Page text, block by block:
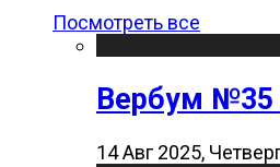
Посмотреть все
Вербум №35
14 Авг 2025,